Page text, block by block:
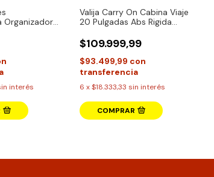
Organizador
interés
Valija Carry On Cabina Viaje
20 Pulgadas Abs Rigida
$109.999,99
$93.499,99 con
transferencia
6 x$18.333,33 sin interés
COMPRAR